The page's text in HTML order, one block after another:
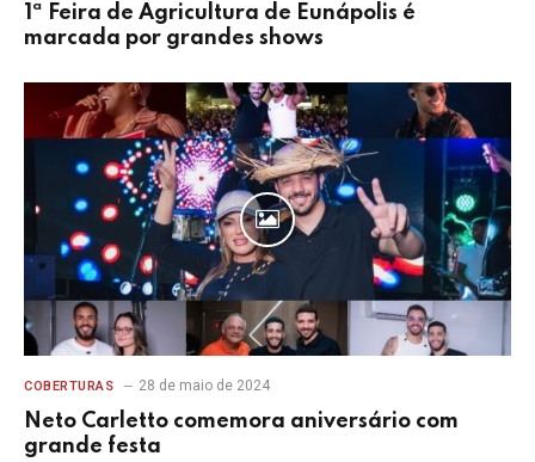
1ª Feira de Agricultura de Eunápolis é
marcada por grandes shows
COBERTURAS 28 de maio de 2024
Neto Carletto comemora aniversário com
grande festa